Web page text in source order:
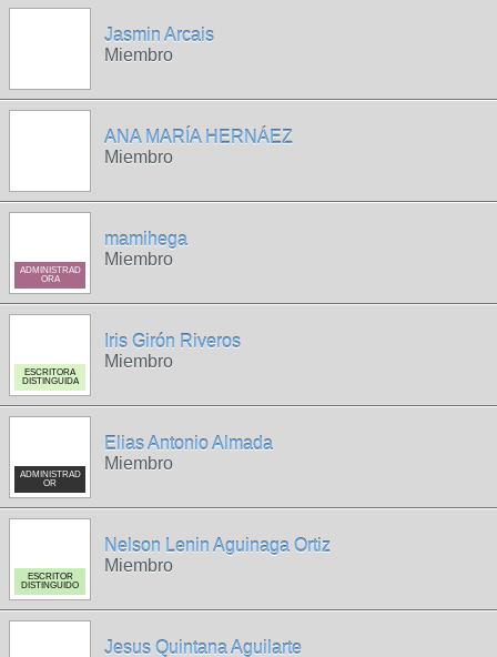
Jasmin Arcais
Miembro
ANA MARÍA HERNÁEZ
Miembro
ADMINISTRAD
ORA
mamihega
Miembro
ESCRITORA
DISTINGUIDA
Iris Girón Riveros
Miembro
ADMINISTRAD
OR
Elias Antonio Almada
Miembro
ESCRITOR
DISTINGUIDO
Nelson Lenin Aguinaga Ortiz
Miembro
Jesus Quintana Aguilarte